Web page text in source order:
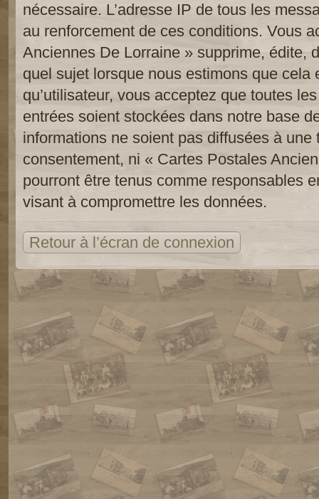
nécessaire. L’adresse IP de tous les
au renforcement de ces conditions. Vous
Anciennes De Lorraine » supprime, édite,
quel sujet lorsque nous estimons que cela
qu’utilisateur, vous acceptez que toutes
entrées soient stockées dans notre base
informations ne soient pas diffusées à une
consentement, ni « Cartes Postales
pourront être tenus comme responsables
visant à compromettre les données.
Retour à l’écran de connexion